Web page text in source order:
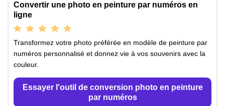
Convertir une photo en peinture par numéros en
ligne
Transformez votre photo préférée en modèle de peinture par
numéros personnalisé et donnez vie à vos souvenirs avec la
couleur.
Essayer l'outil de conversion photo en peinture
par numéros